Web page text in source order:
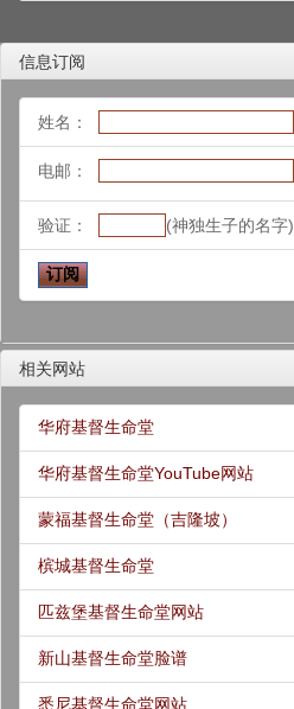
信息订阅
姓名：
电邮：
验证： (神独生子的名字)
相关网站
华府基督生命堂
华府基督生命堂YouTube网站
蒙福基督生命堂（吉隆坡）
槟城基督生命堂
匹兹堡基督生命堂网站
新山基督生命堂脸谱
悉尼基督生命堂网站